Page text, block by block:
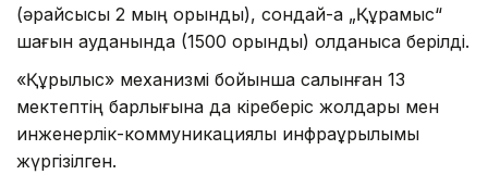
(әрқайсысы 2 мың орындық), сондай-ақ „Құрамыс“
шағын ауданында (1500 орындық) қолданысқа берілді.
«Құрылыс» механизмі бойынша салынған 13
мектептің барлығына да кіреберіс жолдары мен
инженерлік-коммуникациялық инфрақұрылымы
жүргізілген.